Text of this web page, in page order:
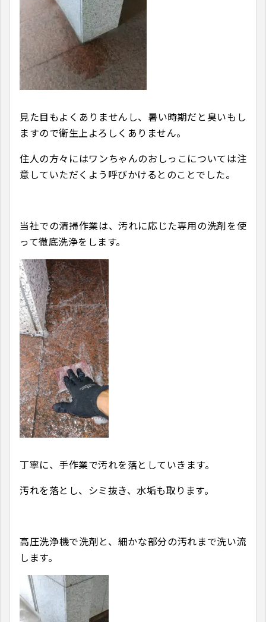
見た目もよくありませんし、暑い時期だと臭いもし
ますので衛生上よろしくありません。
住人の方々にはワンちゃんのおしっこについては注
意していただくよう呼びかけるとのことでした。
当社での清掃作業は、汚れに応じた専用の洗剤を使
って徹底洗浄をします。
丁寧に、手作業で汚れを落としていきます。
汚れを落とし、シミ抜き、水垢も取ります。
高圧洗浄機で洗剤と、細かな部分の汚れまで洗い流
します。